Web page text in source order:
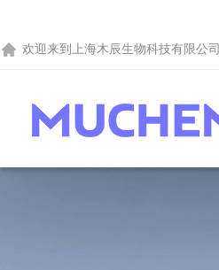
欢迎来到 上海木辰生物科技有限公司